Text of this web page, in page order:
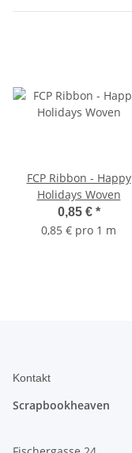
FCP Ribbon - Happy
Holidays Woven
0,85 € *
0,85 € pro 1 m
Kontakt
Scrapbookheaven